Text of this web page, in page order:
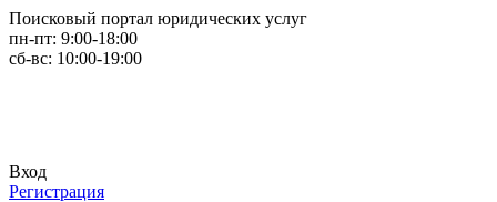
Поисковый портал юридических услуг
пн-пт: 9:00-18:00
сб-вс: 10:00-19:00
Вход
Регистрация